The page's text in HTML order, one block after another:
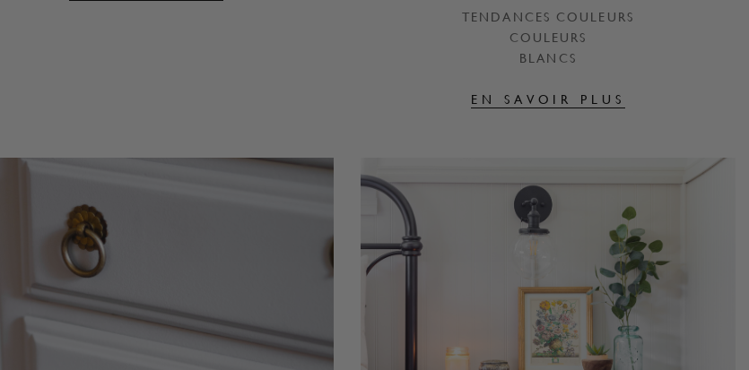
TENDANCES COULEURS
COULEURS
BLANCS
EN SAVOIR PLUS